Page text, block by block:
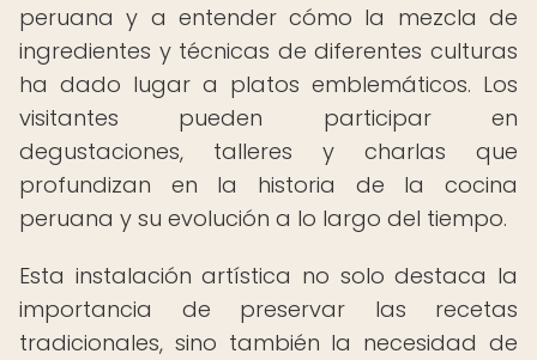
peruana y a entender cómo la mezcla de
ingredientes y técnicas de diferentes culturas
ha dado lugar a platos emblemáticos. Los
visitantes pueden participar en
degustaciones, talleres y charlas que
profundizan en la historia de la cocina
peruana y su evolución a lo largo del tiempo.
Esta instalación artística no solo destaca la
importancia de preservar las recetas
tradicionales, sino también la necesidad de